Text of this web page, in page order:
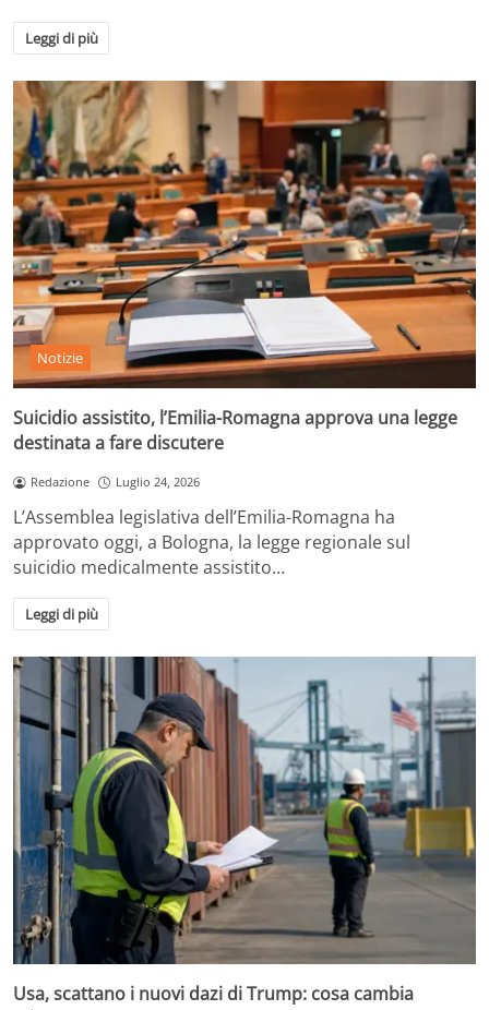
Leggi di più
Notizie
Suicidio assistito, l’Emilia-Romagna approva una legge
destinata a fare discutere
Redazione Luglio 24, 2026
L’Assemblea legislativa dell’Emilia-Romagna ha
approvato oggi, a Bologna, la legge regionale sul
suicidio medicalmente assistito…
Leggi di più
Usa, scattano i nuovi dazi di Trump: cosa cambia